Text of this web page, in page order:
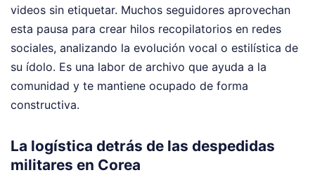
videos sin etiquetar. Muchos seguidores aprovechan
esta pausa para crear hilos recopilatorios en redes
sociales, analizando la evolución vocal o estilística de
su ídolo. Es una labor de archivo que ayuda a la
comunidad y te mantiene ocupado de forma
constructiva.
La logística detrás de las despedidas
militares en Corea